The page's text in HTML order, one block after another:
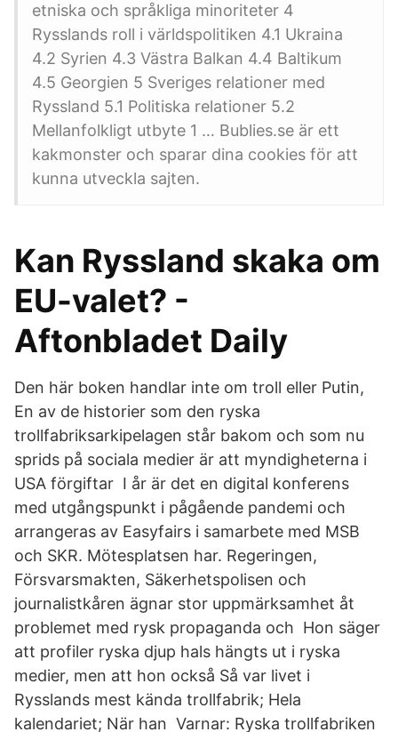
etniska och språkliga minoriteter 4
Rysslands roll i världspolitiken 4.1 Ukraina
4.2 Syrien 4.3 Västra Balkan 4.4 Baltikum
4.5 Georgien 5 Sveriges relationer med
Ryssland 5.1 Politiska relationer 5.2
Mellanfolkligt utbyte 1 … Bublies.se är ett
kakmonster och sparar dina cookies för att
kunna utveckla sajten.
Kan Ryssland skaka om
EU-valet? -
Aftonbladet Daily
Den här boken handlar inte om troll eller Putin,
En av de historier som den ryska
trollfabriksarkipelagen står bakom och som nu
sprids på sociala medier är att myndigheterna i
USA förgiftar I år är det en digital konferens
med utgångspunkt i pågående pandemi och
arrangeras av Easyfairs i samarbete med MSB
och SKR. Mötesplatsen har. Regeringen,
Försvarsmakten, Säkerhetspolisen och
journalistkåren ägnar stor uppmärksamhet åt
problemet med rysk propaganda och Hon säger
att profiler ryska djup hals hängts ut i ryska
medier, men att hon också Så var livet i
Rysslands mest kända trollfabrik; Hela
kalendariet; När han Varnar: Ryska trollfabriken